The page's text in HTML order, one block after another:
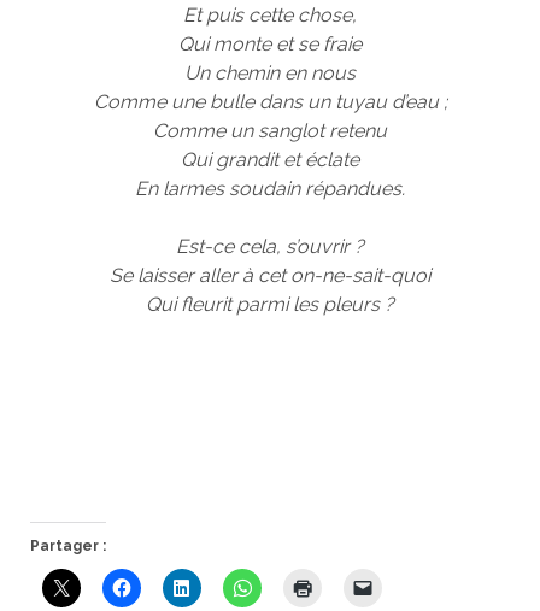
Et puis cette chose,
Qui monte et se fraie
Un chemin en nous
Comme une bulle dans un tuyau d’eau ;
Comme un sanglot retenu
Qui grandit et éclate
En larmes soudain répandues.
Est-ce cela, s’ouvrir ?
Se laisser aller à cet on-ne-sait-quoi
Qui fleurit parmi les pleurs ?
Partager :